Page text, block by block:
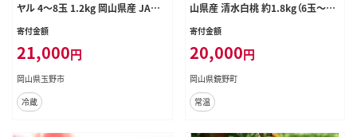
ヤル 4～8玉 1.2kg 岡山県産 JAお
かやまのもも モモ 岡山県産 国産 フ
寄付金額
21,000円
岡山県玉野市
冷蔵
山県産 清水白桃 約1.8kg（6玉～9
玉）桃 もも モモ ピーチ 白桃 完熟 朝
ツ 果物 くだもの 岡山産 産地直送
産直 特産 特産品 送料無料 食べ比
べ 岡山 鏡野町
寄付金額
20,000円
岡山県鏡野町
常温